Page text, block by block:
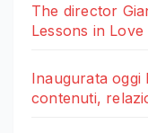
The director
Lessons in Love
Inaugurata
contenuti,